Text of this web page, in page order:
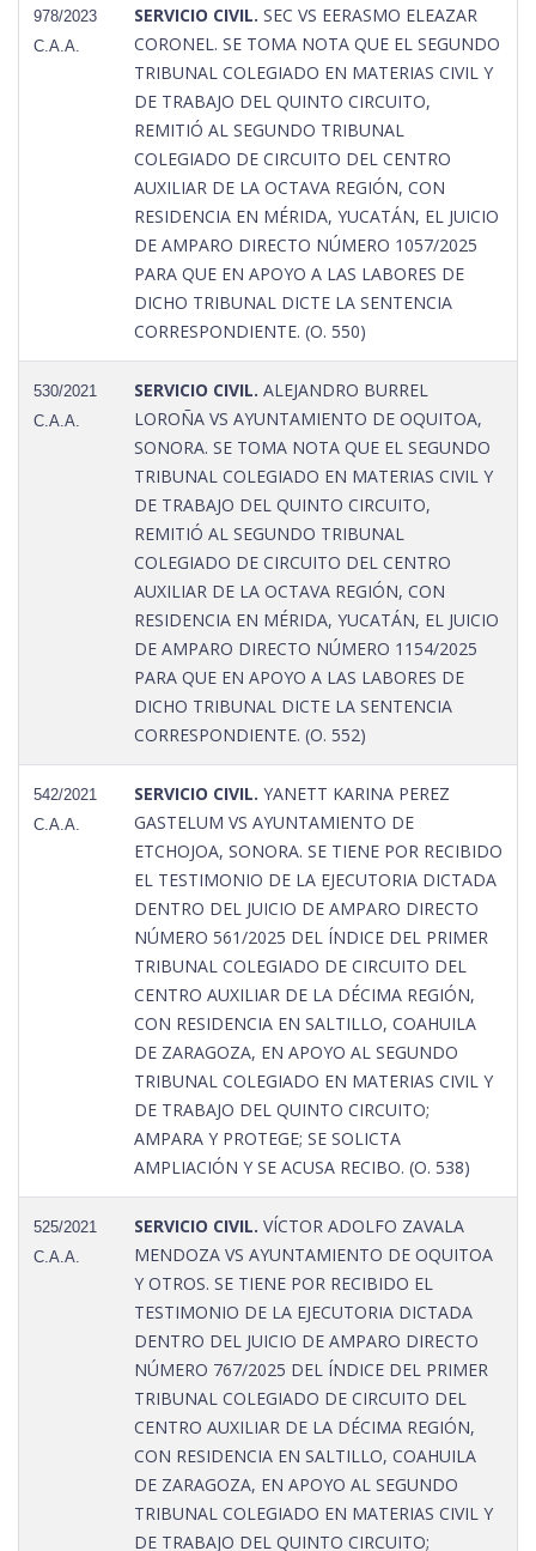
978/2023
C.A.A.
SERVICIO CIVIL. SEC VS EERASMO ELEAZAR
CORONEL. SE TOMA NOTA QUE EL SEGUNDO
TRIBUNAL COLEGIADO EN MATERIAS CIVIL Y
DE TRABAJO DEL QUINTO CIRCUITO,
REMITIÓ AL SEGUNDO TRIBUNAL
COLEGIADO DE CIRCUITO DEL CENTRO
AUXILIAR DE LA OCTAVA REGIÓN, CON
RESIDENCIA EN MÉRIDA, YUCATÁN, EL JUICIO
DE AMPARO DIRECTO NÚMERO 1057/2025
PARA QUE EN APOYO A LAS LABORES DE
DICHO TRIBUNAL DICTE LA SENTENCIA
CORRESPONDIENTE. (O. 550)
530/2021
C.A.A.
SERVICIO CIVIL. ALEJANDRO BURREL
LOROÑA VS AYUNTAMIENTO DE OQUITOA,
SONORA. SE TOMA NOTA QUE EL SEGUNDO
TRIBUNAL COLEGIADO EN MATERIAS CIVIL Y
DE TRABAJO DEL QUINTO CIRCUITO,
REMITIÓ AL SEGUNDO TRIBUNAL
COLEGIADO DE CIRCUITO DEL CENTRO
AUXILIAR DE LA OCTAVA REGIÓN, CON
RESIDENCIA EN MÉRIDA, YUCATÁN, EL JUICIO
DE AMPARO DIRECTO NÚMERO 1154/2025
PARA QUE EN APOYO A LAS LABORES DE
DICHO TRIBUNAL DICTE LA SENTENCIA
CORRESPONDIENTE. (O. 552)
542/2021
C.A.A.
SERVICIO CIVIL. YANETT KARINA PEREZ
GASTELUM VS AYUNTAMIENTO DE
ETCHOJOA, SONORA. SE TIENE POR RECIBIDO
EL TESTIMONIO DE LA EJECUTORIA DICTADA
DENTRO DEL JUICIO DE AMPARO DIRECTO
NÚMERO 561/2025 DEL ÍNDICE DEL PRIMER
TRIBUNAL COLEGIADO DE CIRCUITO DEL
CENTRO AUXILIAR DE LA DÉCIMA REGIÓN,
CON RESIDENCIA EN SALTILLO, COAHUILA
DE ZARAGOZA, EN APOYO AL SEGUNDO
TRIBUNAL COLEGIADO EN MATERIAS CIVIL Y
DE TRABAJO DEL QUINTO CIRCUITO;
AMPARA Y PROTEGE; SE SOLICTA
AMPLIACIÓN Y SE ACUSA RECIBO. (O. 538)
525/2021
C.A.A.
SERVICIO CIVIL. VÍCTOR ADOLFO ZAVALA
MENDOZA VS AYUNTAMIENTO DE OQUITOA
Y OTROS. SE TIENE POR RECIBIDO EL
TESTIMONIO DE LA EJECUTORIA DICTADA
DENTRO DEL JUICIO DE AMPARO DIRECTO
NÚMERO 767/2025 DEL ÍNDICE DEL PRIMER
TRIBUNAL COLEGIADO DE CIRCUITO DEL
CENTRO AUXILIAR DE LA DÉCIMA REGIÓN,
CON RESIDENCIA EN SALTILLO, COAHUILA
DE ZARAGOZA, EN APOYO AL SEGUNDO
TRIBUNAL COLEGIADO EN MATERIAS CIVIL Y
DE TRABAJO DEL QUINTO CIRCUITO;